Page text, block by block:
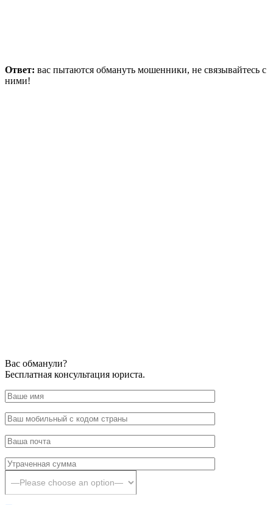
Ответ: вас пытаются обмануть мошенники, не связывайтесь с
ними!
Вас обманули?
Бесплатная консультация юриста.